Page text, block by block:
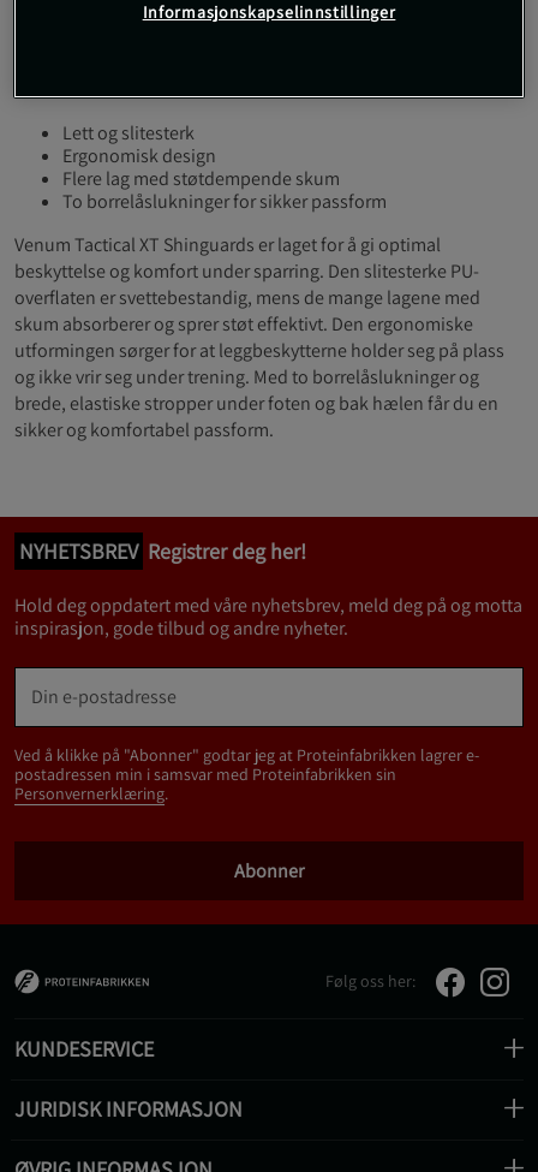
Disse leggbeskytterne er perfekte for Muay Thai,
Lett og slitesterk
Ergonomisk design
Flere lag med støtdempende skum
To borrelåslukninger for sikker passform
Venum Tactical XT Shinguards er laget for å gi optimal
beskyttelse og komfort under sparring. Den slitesterke PU-
overflaten er svettebestandig, mens de mange lagene med
skum absorberer og sprer støt effektivt. Den ergonomiske
utformingen sørger for at leggbeskytterne holder seg på plass
og ikke vrir seg under trening. Med to borrelåslukninger og
brede, elastiske stropper under foten og bak hælen får du en
sikker og komfortabel passform.
NYHETSBREV Registrer deg her!
Hold deg oppdatert med våre nyhetsbrev, meld deg på og motta
inspirasjon, gode tilbud og andre nyheter.
Ved å klikke på "Abonner" godtar jeg at Proteinfabrikken lagrer e-
postadressen min i samsvar med Proteinfabrikken sin
Personvernerklæring.
Abonner
Følg oss her:
KUNDESERVICE
JURIDISK INFORMASJON
Informasjonskapselinnstillinger